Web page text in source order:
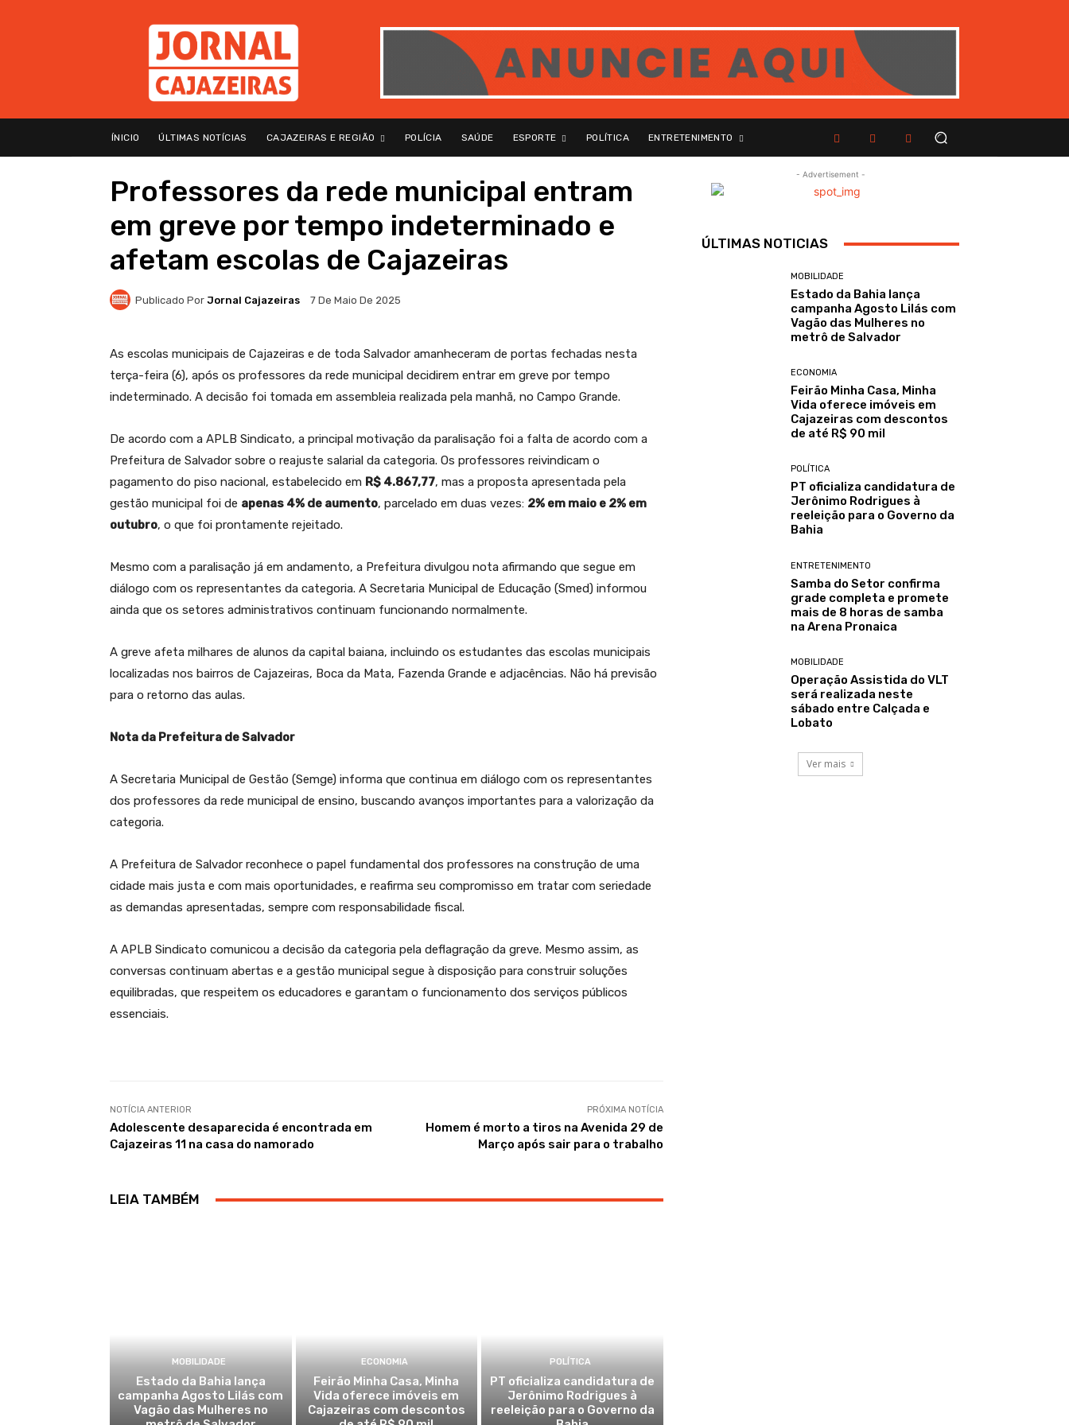
ÍNICIO ÚLTIMAS NOTÍCIAS CAJAZEIRAS E REGIÃO POLÍCIA SAÚDE ESPORTE POLÍTICA ENTRETENIMENTO
Professores da rede municipal entram
em greve por tempo indeterminado e
afetam escolas de Cajazeiras
Publicado Por Jornal Cajazeiras 7 De Maio De 2025
As escolas municipais de Cajazeiras e de toda Salvador amanheceram de portas fechadas nesta
terça-feira (6), após os professores da rede municipal decidirem entrar em greve por tempo
indeterminado. A decisão foi tomada em assembleia realizada pela manhã, no Campo Grande.
De acordo com a APLB Sindicato, a principal motivação da paralisação foi a falta de acordo com a
Prefeitura de Salvador sobre o reajuste salarial da categoria. Os professores reivindicam o
pagamento do piso nacional, estabelecido em R$ 4.867,77, mas a proposta apresentada pela
gestão municipal foi de apenas 4% de aumento, parcelado em duas vezes: 2% em maio e 2% em
outubro, o que foi prontamente rejeitado.
Mesmo com a paralisação já em andamento, a Prefeitura divulgou nota afirmando que segue em
diálogo com os representantes da categoria. A Secretaria Municipal de Educação (Smed) informou
ainda que os setores administrativos continuam funcionando normalmente.
A greve afeta milhares de alunos da capital baiana, incluindo os estudantes das escolas municipais
localizadas nos bairros de Cajazeiras, Boca da Mata, Fazenda Grande e adjacências. Não há previsão
para o retorno das aulas.
Nota da Prefeitura de Salvador
A Secretaria Municipal de Gestão (Semge) informa que continua em diálogo com os representantes
dos professores da rede municipal de ensino, buscando avanços importantes para a valorização da
categoria.
A Prefeitura de Salvador reconhece o papel fundamental dos professores na construção de uma
cidade mais justa e com mais oportunidades, e reafirma seu compromisso em tratar com seriedade
as demandas apresentadas, sempre com responsabilidade fiscal.
A APLB Sindicato comunicou a decisão da categoria pela deflagração da greve. Mesmo assim, as
conversas continuam abertas e a gestão municipal segue à disposição para construir soluções
equilibradas, que respeitem os educadores e garantam o funcionamento dos serviços públicos
essenciais.
NOTÍCIA ANTERIOR
Adolescente desaparecida é encontrada em
Cajazeiras 11 na casa do namorado
PRÓXIMA NOTÍCIA
Homem é morto a tiros na Avenida 29 de
Março após sair para o trabalho
LEIA TAMBÉM
MOBILIDADE
Estado da Bahia lança
campanha Agosto Lilás com
Vagão das Mulheres no
ECONOMIA
Feirão Minha Casa, Minha
Vida oferece imóveis em
Cajazeiras com descontos
POLÍTICA
PT oficializa candidatura de
Jerônimo Rodrigues à
reeleição para o Governo da
- Advertisement -
ÚLTIMAS NOTICIAS
MOBILIDADE
Estado da Bahia lança
campanha Agosto Lilás com
Vagão das Mulheres no
metrô de Salvador
ECONOMIA
Feirão Minha Casa, Minha
Vida oferece imóveis em
Cajazeiras com descontos
de até R$ 90 mil
POLÍTICA
PT oficializa candidatura de
Jerônimo Rodrigues à
reeleição para o Governo da
Bahia
ENTRETENIMENTO
Samba do Setor confirma
grade completa e promete
mais de 8 horas de samba
na Arena Pronaica
MOBILIDADE
Operação Assistida do VLT
será realizada neste
sábado entre Calçada e
Lobato
Ver mais